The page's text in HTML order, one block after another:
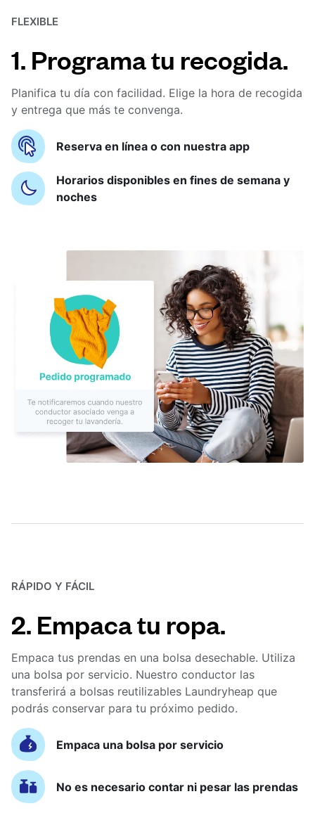
FLEXIBLE
1. Programa tu recogida.
Planifica tu día con facilidad. Elige la hora de recogida
y entrega que más te convenga.
Reserva en línea o con nuestra app
Horarios disponibles en fines de semana y
noches
RÁPIDO Y FÁCIL
2. Empaca tu ropa.
Empaca tus prendas en una bolsa desechable. Utiliza
una bolsa por servicio. Nuestro conductor las
transferirá a bolsas reutilizables Laundryheap que
podrás conservar para tu próximo pedido.
Empaca una bolsa por servicio
No es necesario contar ni pesar las prendas